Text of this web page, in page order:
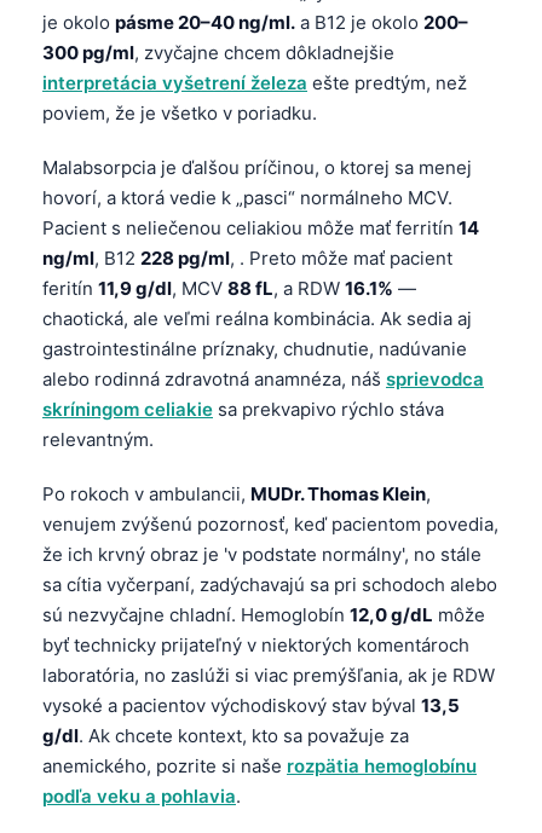
je okolo pásme 20–40 ng/ml. a B12 je okolo 200–
300 pg/ml, zvyčajne chcem dôkladnejšie
interpretácia vyšetrení železa ešte predtým, než
poviem, že je všetko v poriadku.
Malabsorpcia je ďalšou príčinou, o ktorej sa menej
hovorí, a ktorá vedie k „pasci“ normálneho MCV.
Pacient s neliečenou celiakiou môže mať ferritín 14
ng/ml, B12 228 pg/ml, . Preto môže mať pacient
feritín 11,9 g/dl, MCV 88 fL, a RDW 16.1% —
chaotická, ale veľmi reálna kombinácia. Ak sedia aj
gastrointestinálne príznaky, chudnutie, nadúvanie
alebo rodinná zdravotná anamnéza, náš sprievodca
skríningom celiakie sa prekvapivo rýchlo stáva
relevantným.
Po rokoch v ambulancii, MUDr. Thomas Klein,
venujem zvýšenú pozornosť, keď pacientom povedia,
že ich krvný obraz je 'v podstate normálny', no stále
sa cítia vyčerpaní, zadýchavajú sa pri schodoch alebo
sú nezvyčajne chladní. Hemoglobín 12,0 g/dL môže
byť technicky prijateľný v niektorých komentároch
laboratória, no zaslúži si viac premýšľania, ak je RDW
vysoké a pacientov východiskový stav býval 13,5
g/dl. Ak chcete kontext, kto sa považuje za
anemického, pozrite si naše rozpätia hemoglobínu
podľa veku a pohlavia.
ગુજરાતી
ಕನ್ನಡ
മലയാളം
Bahasa Melayu
Tiếng Việt
Tagalog
ไทย
ဗမာစာ
Kiswahili
አማርኛ
Українська
O‘zbekcha
Català
Қазақ тілі
Suomi
كوردی‎
پښتو
سنڌي